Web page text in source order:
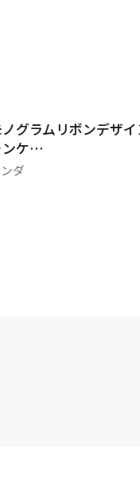
グラムリボンデザ
ンケ…
ダ